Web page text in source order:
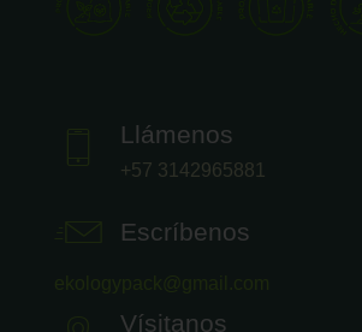
Llámenos
+57 3142965881
Escríbenos
Vísitanos